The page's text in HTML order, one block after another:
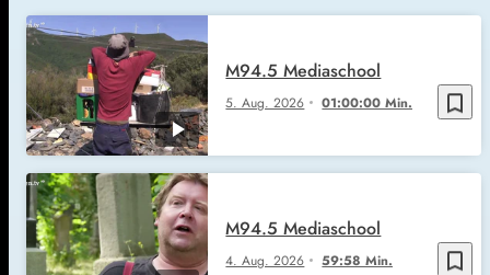
bookmark_border
5. Aug. 2026 01:00:00 Min.
M94.5 Mediaschool
bookmark_border
4. Aug. 2026 59:58 Min.
M94.5 Mediaschool